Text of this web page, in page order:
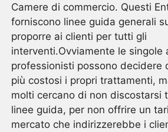
Camere di commercio. Questi
forniscono linee guida generali
proporre ai clienti per tutti gli
interventi.Ovviamente le singole
professionisti possono decidere
più costosi i propri trattamenti,
molti cercano di non discostarsi
linee guida, per non offrire un
mercato che indirizzerebbe i